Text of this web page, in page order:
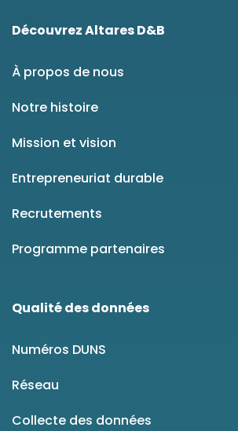
Découvrez Altares D&B
À propos de nous
Notre histoire
Mission et vision
Entrepreneuriat durable
Recrutements
Programme partenaires
Qualité des données
Numéros DUNS
Réseau
Collecte des données